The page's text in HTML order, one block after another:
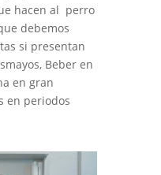
hacen al perro
debemos
si presentan
Beber en
en gran
en periodos